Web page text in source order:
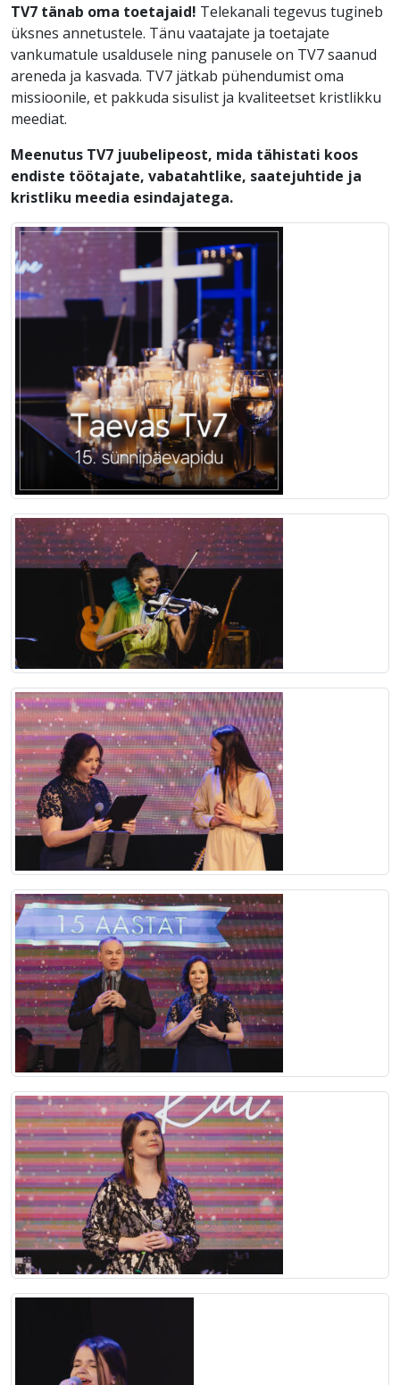
TV7 tänab oma toetajaid! Telekanali tegevus tugineb
üksnes annetustele. Tänu vaatajate ja toetajate
vankumatule usaldusele ning panusele on TV7 saanud
areneda ja kasvada. TV7 jätkab pühendumist oma
missioonile, et pakkuda sisulist ja kvaliteetset kristlikku
meediat.
Meenutus TV7 juubelipeost, mida tähistati koos
endiste töötajate, vabatahtlike, saatejuhtide ja
kristliku meedia esindajatega.